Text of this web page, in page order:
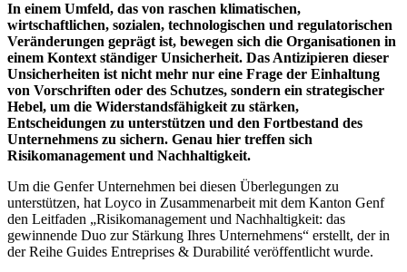
In einem Umfeld, das von raschen klimatischen,
wirtschaftlichen, sozialen, technologischen und regulatorischen
Veränderungen geprägt ist, bewegen sich die Organisationen in
einem Kontext ständiger Unsicherheit. Das Antizipieren dieser
Unsicherheiten ist nicht mehr nur eine Frage der Einhaltung
von Vorschriften oder des Schutzes, sondern ein strategischer
Hebel, um die Widerstandsfähigkeit zu stärken,
Entscheidungen zu unterstützen und den Fortbestand des
Unternehmens zu sichern. Genau hier treffen sich
Risikomanagement und Nachhaltigkeit.
Um die Genfer Unternehmen bei diesen Überlegungen zu
unterstützen, hat Loyco in Zusammenarbeit mit dem Kanton Genf
den Leitfaden „Risikomanagement und Nachhaltigkeit: das
gewinnende Duo zur Stärkung Ihres Unternehmens“ erstellt, der in
der Reihe Guides Entreprises & Durabilité veröffentlicht wurde.